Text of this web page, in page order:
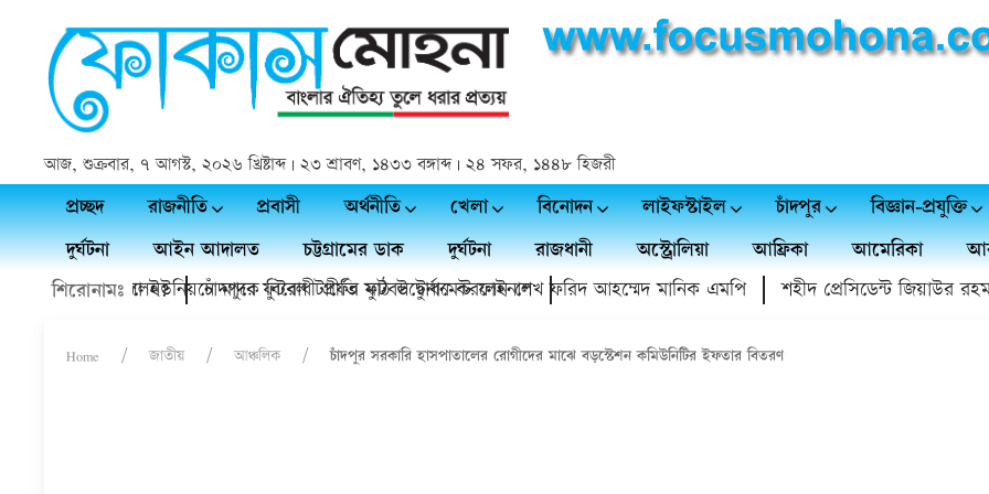
আজ, শুক্রবার, ৭ আগস্ট, ২০২৬ খ্রিষ্টাব্দ | ২৩ শ্রাবণ, ১৪৩৩ বঙ্গাব্দ | ২৪ সফর, ১৪৪৮ হিজরী
প্রচ্ছদ রাজনীতি প্রবাসী অর্থনীতি খেলা বিনোদন লাইফস্টাইল চাঁদপুর বিজ্ঞান-প্রযুক্তি
দুর্ঘটনা
আইন আদালত চট্টগ্রামের ডাক দুর্ঘটনা রাজধানী অস্ট্রোলিয়া আফ্রিকা আমেরিকা
শিরোনামঃ
চলে গেলেন? চাঁদপুরে ফুটবল টার্ফের মাঠ উদ্বোধন করলেন শেখ ফরিদ আহম্মেদ মানিক এমপি শহীদ প্রেসিডেন্ট জিয়াউর রহমান
কচুয়ায় কাদলা ইউনিয়নে মাদক বিরোধী প্রীতি ফুটবল টুর্নামেন্ট ফাইনাল
Home জাতীয় আঞ্চলিক চাঁদপুর সরকারি হাসপাতালের রোগীদের মাঝে বড়স্টেশন কমিউনিটির ইফতার বিতরণ